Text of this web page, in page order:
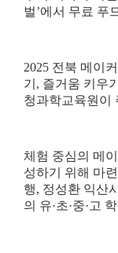
벌’에서 무료 푸
2025 전북 메이
기 , 즐거움 키우기
청과학교육원이
체험 중심의 메
성하기 위해 마
행, 정성환 익산
의 유·초·중·고